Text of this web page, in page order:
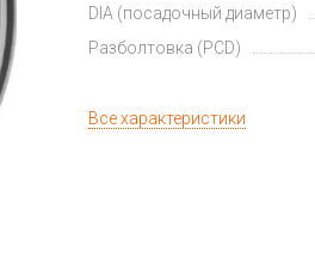
DIA (посадочный диаметр)
Разболтовка (PCD)
Все характеристики